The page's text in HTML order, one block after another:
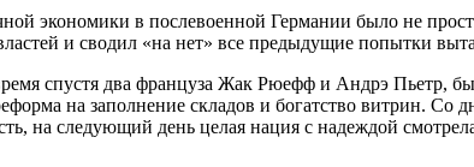
экономики в послевоенной Германии было не
и сводил «на нет» все предыдущие попытки
спустя два француза Жак Рюефф и Андрэ Пьетр,
на заполнение складов и богатство витрин.
на следующий день целая нация с надеждой